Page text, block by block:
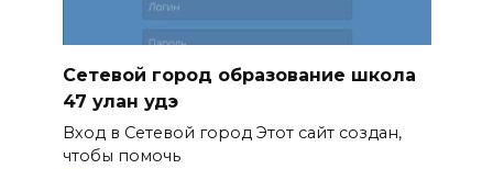
Сетевой город образование школа
47 улан удэ
Вход в Сетевой город Этот сайт создан,
чтобы помочь